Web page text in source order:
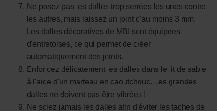
Ne posez pas les dalles trop serrées les unes contre
les autres, mais laissez un joint d'au moins 3 mm.
Les dalles décoratives de MBI sont équipées
d'entretoises, ce qui permet de créer
automatiquement des joints.
Enfoncez délicatement les dalles dans le lit de sable
à l'aide d'un marteau en caoutchouc. Les grandes
dalles ne doivent pas être vibrées !
Ne sciez jamais les dalles afin d'éviter les taches de